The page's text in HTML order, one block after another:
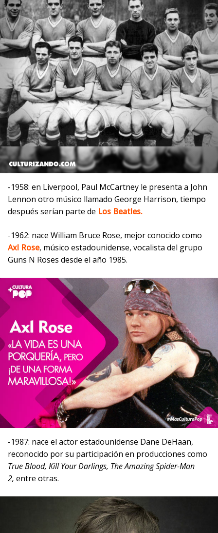
-1958: en Liverpool, Paul McCartney le presenta a John
Lennon otro músico llamado George Harrison, tiempo
después serían parte de Los Beatles.
-1962: nace William Bruce Rose, mejor conocido como
Axl Rose, músico estadounidense, vocalista del grupo
Guns N Roses desde el año 1985.
-1987: nace el actor estadounidense Dane DeHaan,
reconocido por su participación en producciones como
True Blood, Kill Your Darlings, The Amazing Spider-Man
2, entre otras.